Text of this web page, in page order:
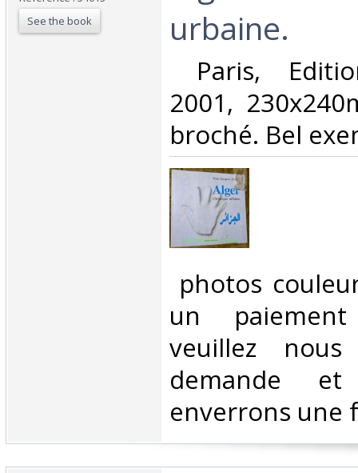
See the book
urbaine.‎
Paris,
2001,
broché. Bel
photos
un
veuillez
demande
enverrons une